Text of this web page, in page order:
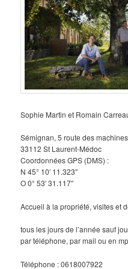
Sophie Martin et Romain
Sémignan, 5 route des machines
33112 St Laurent-Médoc
Coordonnées GPS (DMS) :
N 45° 10′ 11.323″
O 0° 53′ 31.117″
Accueil à la propriété, visites et
tous les jours de l’année sauf
par téléphone, par mail ou en mp
Téléphone : 0618007922